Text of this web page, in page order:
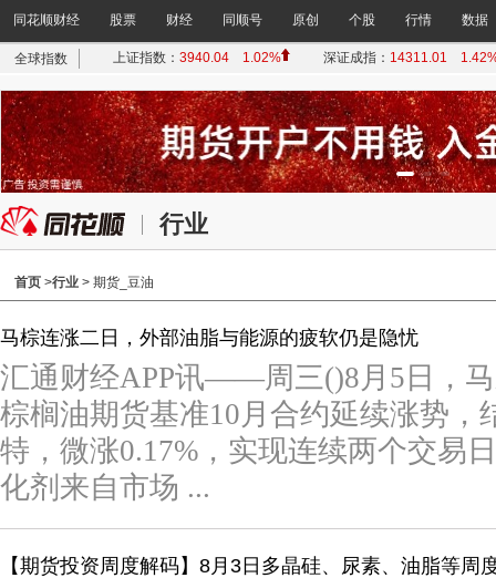
同花顺财经 股票 财经 同顺号 原创 个股 行情 数据
行业
首页 >行业 > 期货_豆油
马棕连涨二日，外部油脂与能源的疲软仍是隐忧
汇通财经APP讯——周三()8月5日，
棕榈油期货基准10月合约延续涨势，
特，微涨0.17%，实现连续两个交易
化剂来自市场 ...
【期货投资周度解码】8月3日多晶硅、尿素、油脂等周